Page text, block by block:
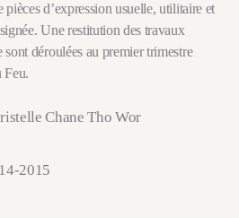
dʼexpression usuelle, utilitaire et
Une restitution des travaux
sont déroulées au premier trimestre
Feu.
Chane Tho Wor
2015